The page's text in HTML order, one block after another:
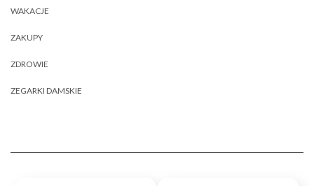
WAKACJE
ZAKUPY
ZDROWIE
ZEGARKI DAMSKIE